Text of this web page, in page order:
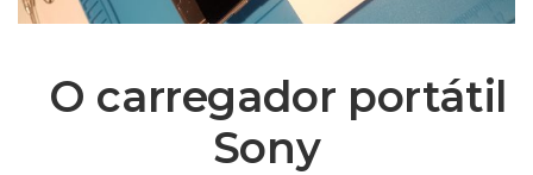
O carregador portátil
Sony